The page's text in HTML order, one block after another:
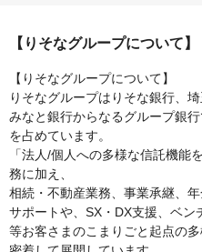
【りそなグループについて】
【りそなグループについて】
りそなグループはりそな銀行、
みなと銀行からなるグループ銀
を占めています。
「法人/個人への多様な信託機能
務に加え、
相続・不動産業務、事業承継、
サポートや、SX・DX支援、ベ
等お客さまのこまりごと起点の